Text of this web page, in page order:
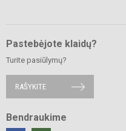
Pastebėjote klaidų?
Turite pasiūlymų?
RAŠYKITE
Bendraukime